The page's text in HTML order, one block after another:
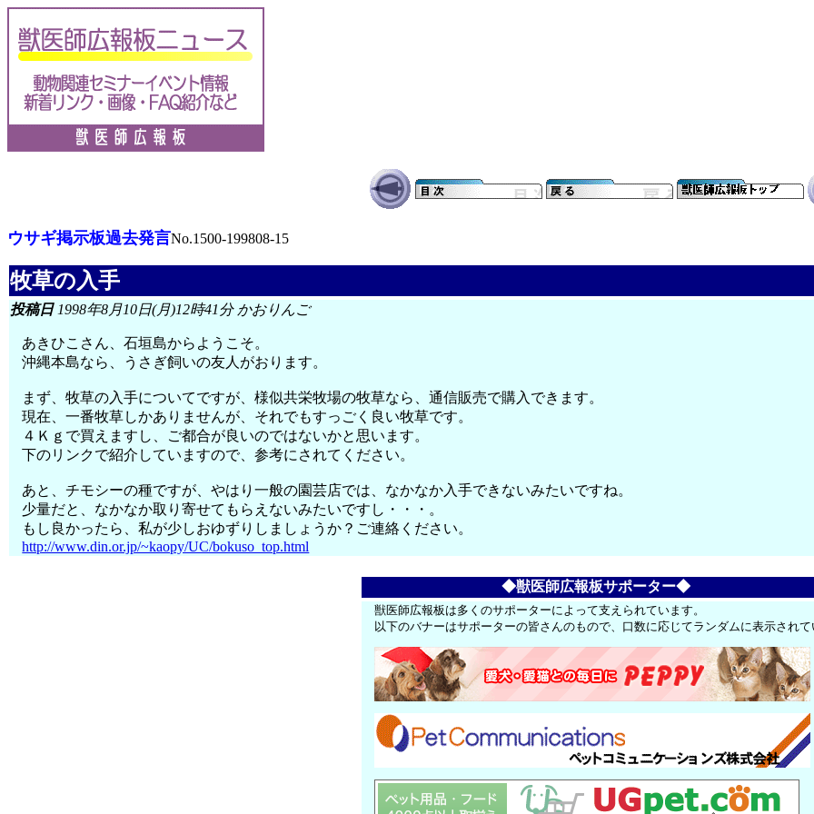
ウサギ掲示板過去発言No.1500-199808-15
牧草の入手
投稿日1998年8月10日(月)12時41分 かおりんご
あきひこさん、石垣島からようこそ。
沖縄本島なら、うさぎ飼いの友人がおります。
まず、牧草の入手についてですが、様似共栄牧場の牧草なら、通信販売で購入できます。
現在、一番牧草しかありませんが、それでもすっごく良い牧草です。
４Ｋｇで買えますし、ご都合が良いのではないかと思います。
下のリンクで紹介していますので、参考にされてください。
あと、チモシーの種ですが、やはり一般の園芸店では、なかなか入手できないみたいですね。
少量だと、なかなか取り寄せてもらえないみたいですし・・・。
もし良かったら、私が少しおゆずりしましょうか？ご連絡ください。
http://www.din.or.jp/~kaopy/UC/bokuso_top.html
◆獣医師広報板サポーター◆
獣医師広報板は多くのサポーターによって支えられています。
以下のバナーはサポーターの皆さんのもので、口数に応じてランダムに表示され